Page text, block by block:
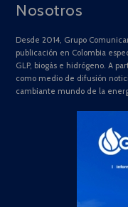
Nosotros
Desde 2014, Grupo
publicación en Colombia
GLP, biogás e hidrógeno. A
como medio de difusión
cambiante mundo de la